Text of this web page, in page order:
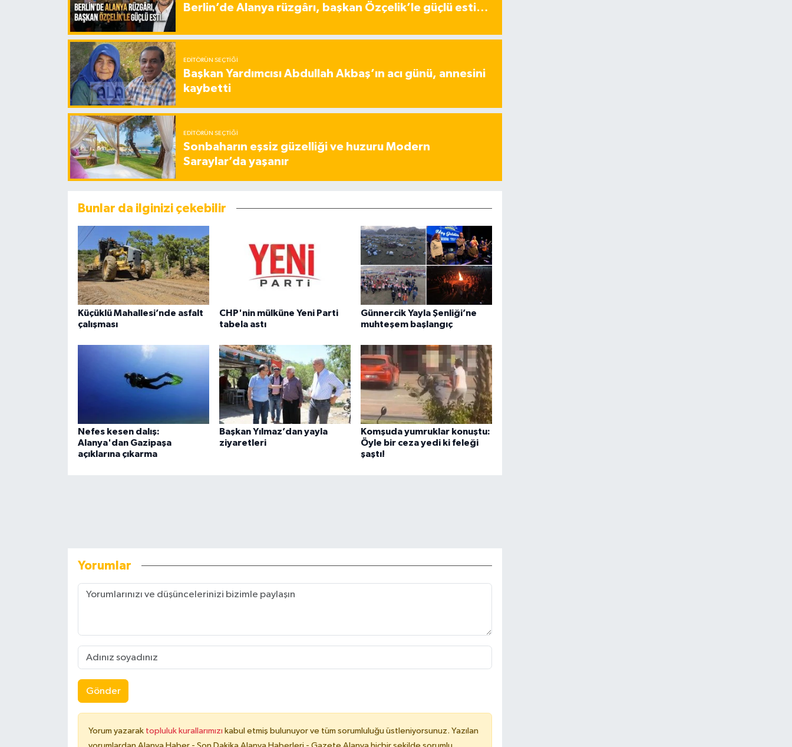
Berlin’de Alanya rüzgârı, başkan Özçelik’le güçlü esti…
EDITÖRÜN SEÇTIĞI
Başkan Yardımcısı Abdullah Akbaş’ın acı günü, annesini
kaybetti
EDITÖRÜN SEÇTIĞI
Sonbaharın eşsiz güzelliği ve huzuru Modern
Saraylar’da yaşanır
Bunlar da ilginizi çekebilir
Küçüklü Mahallesi’nde asfalt
çalışması
CHP'nin mülküne Yeni Parti
tabela astı
Günnercik Yayla Şenliği’ne
muhteşem başlangıç
Nefes kesen dalış:
Alanya'dan Gazipaşa
açıklarına çıkarma
Başkan Yılmaz’dan yayla
ziyaretleri
Komşuda yumruklar konuştu:
Öyle bir ceza yedi ki feleği
şaştı!
Yorumlar
Gönder
Yorum yazarak topluluk kurallarımızı kabul etmiş bulunuyor ve tüm sorumluluğu üstleniyorsunuz. Yazılan